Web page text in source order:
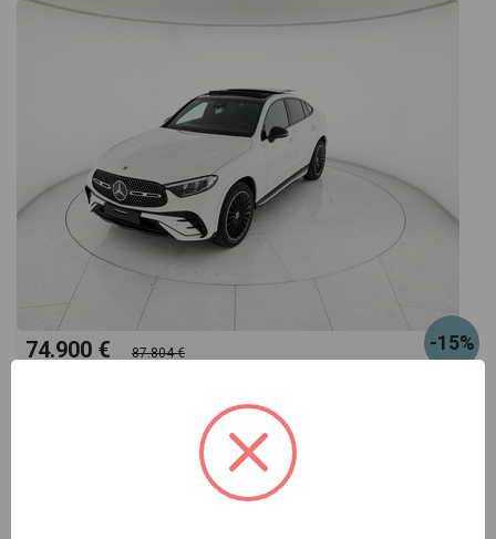
-15%
74.900 € 87.804 €
coupe 220 d amg line advanced 4matic auto